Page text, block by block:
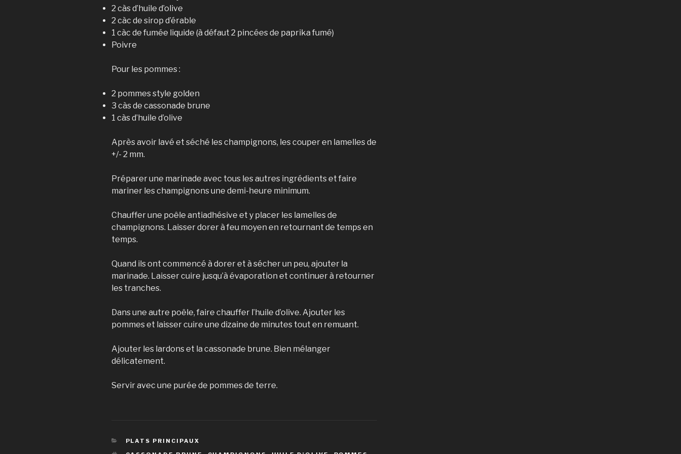
2 càs d’huile d’olive
2 càc de sirop d’érable
1 càc de fumée liquide (à défaut 2 pincées de paprika fumé)
Poivre
Pour les pommes :
2 pommes style golden
3 càs de cassonade brune
1 càs d’huile d’olive
Après avoir lavé et séché les champignons, les couper en lamelles de
+/- 2 mm.
Préparer une marinade avec tous les autres ingrédients et faire
mariner les champignons une demi-heure minimum.
Chauffer une poêle antiadhésive et y placer les lamelles de
champignons. Laisser dorer à feu moyen en retournant de temps en
temps.
Quand ils ont commencé à dorer et à sécher un peu, ajouter la
marinade. Laisser cuire jusqu’à évaporation et continuer à retourner
les tranches.
Dans une autre poêle, faire chauffer l’huile d’olive. Ajouter les
pommes et laisser cuire une dizaine de minutes tout en remuant.
Ajouter les lardons et la cassonade brune. Bien mélanger
délicatement.
Servir avec une purée de pommes de terre.
CATÉGORIES
PLATS PRINCIPAUX